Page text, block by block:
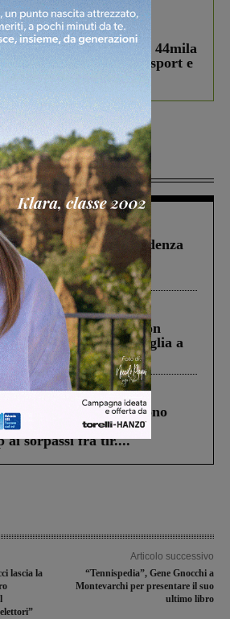
Smart Cities, oltre 44mila
torna il bando per lo sport e
Estrair
1 Agosto 2026
finanziata oltre la scadenza
Fratelli d’Italia: “Un
Governo”
struttura di Castiglion
che aveva ucciso la figlia a
in A1 in cui morirono
Franco. Lo schianto, il
ai sorpassi fra tir....
lascia la
Articolo successivo
“Tennispedia”, Gene Gnocchi a
Montevarchi per presentare il suo
ultimo libro